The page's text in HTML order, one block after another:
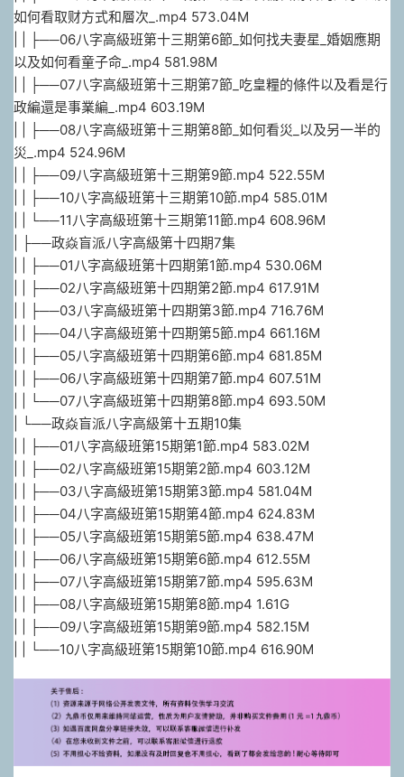
如何看取财方式和層次_.mp4 573.04M
| | ├──06八字高級班第十三期第6節_如何找夫妻星_婚姻應期
以及如何看童子命_.mp4 581.98M
| | ├──07八字高級班第十三期第7節_吃皇糧的條件以及看是行
政編還是事業編_.mp4 603.19M
| | ├──08八字高級班第十三期第8節_如何看災_以及另一半的
災_.mp4 524.96M
| | ├──09八字高級班第十三期第9節.mp4 522.55M
| | ├──10八字高級班第十三期第10節.mp4 585.01M
| | └──11八字高級班第十三期第11節.mp4 608.96M
| ├──政焱盲派八字高級第十四期7集
| | ├──01八字高級班第十四期第1節.mp4 530.06M
| | ├──02八字高級班第十四期第2節.mp4 617.91M
| | ├──03八字高級班第十四期第3節.mp4 716.76M
| | ├──04八字高級班第十四期第5節.mp4 661.16M
| | ├──05八字高級班第十四期第6節.mp4 681.85M
| | ├──06八字高級班第十四期第7節.mp4 607.51M
| | └──07八字高級班第十四期第8節.mp4 693.50M
| └──政焱盲派八字高級第十五期10集
| | ├──01八字高級班第15期第1節.mp4 583.02M
| | ├──02八字高級班第15期第2節.mp4 603.12M
| | ├──03八字高級班第15期第3節.mp4 581.04M
| | ├──04八字高級班第15期第4節.mp4 624.83M
| | ├──05八字高級班第15期第5節.mp4 638.47M
| | ├──06八字高級班第15期第6節.mp4 612.55M
| | ├──07八字高級班第15期第7節.mp4 595.63M
| | ├──08八字高級班第15期第8節.mp4 1.61G
| | ├──09八字高級班第15期第9節.mp4 582.15M
| | └──10八字高級班第15期第10節.mp4 616.90M